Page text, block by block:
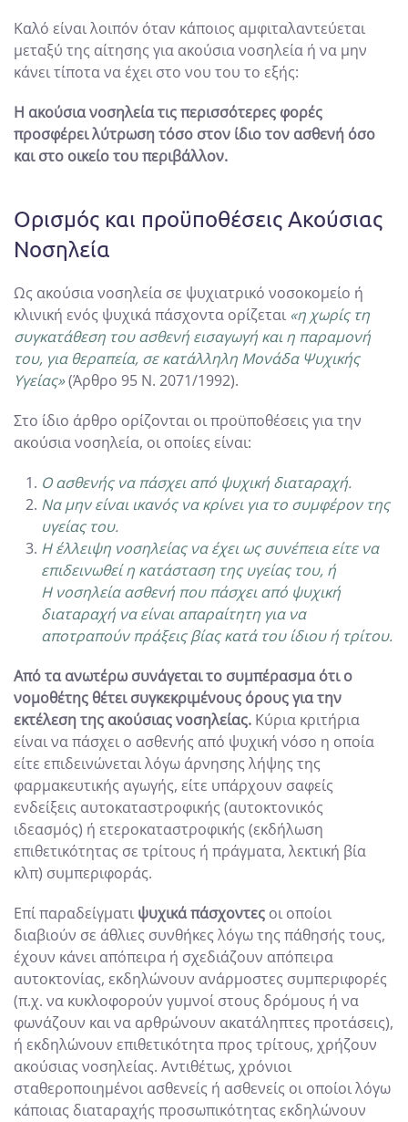
Καλό είναι λοιπόν όταν κάποιος αμφιταλαντεύεται
μεταξύ της αίτησης για ακούσια νοσηλεία ή να μην
κάνει τίποτα να έχει στο νου του το εξής:
Η ακούσια νοσηλεία τις περισσότερες φορές
προσφέρει λύτρωση τόσο στον ίδιο τον ασθενή όσο
και στο οικείο του περιβάλλον.
Ορισμός και προϋποθέσεις Ακούσιας
Νοσηλεία
Ως ακούσια νοσηλεία σε ψυχιατρικό νοσοκομείο ή
κλινική ενός ψυχικά πάσχοντα ορίζεται «η χωρίς τη
συγκατάθεση του ασθενή εισαγωγή και η παραμονή
του, για θεραπεία, σε κατάλληλη Μονάδα Ψυχικής
Υγείας»(Άρθρο 95 Ν. 2071/1992).
Στο ίδιο άρθρο ορίζονται οι προϋποθέσεις για την
ακούσια νοσηλεία, οι οποίες είναι:
Ο ασθενής να πάσχει από ψυχική διαταραχή.
Να μην είναι ικανός να κρίνει για το συμφέρον της
υγείας του.
Η έλλειψη νοσηλείας να έχει ως συνέπεια είτε να
επιδεινωθεί η κατάσταση της υγείας του, ή
Η νοσηλεία ασθενή που πάσχει από ψυχική
διαταραχή να είναι απαραίτητη για να
αποτραπούν πράξεις βίας κατά του ίδιου ή τρίτου.
Από τα ανωτέρω συνάγεται το συμπέρασμα ότι ο
νομοθέτης θέτει συγκεκριμένους όρους για την
εκτέλεση της ακούσιας νοσηλείας. Κύρια κριτήρια
είναι να πάσχει ο ασθενής από ψυχική νόσο η οποία
είτε επιδεινώνεται λόγω άρνησης λήψης της
φαρμακευτικής αγωγής, είτε υπάρχουν σαφείς
ενδείξεις αυτοκαταστροφικής (αυτοκτονικός
ιδεασμός) ή ετεροκαταστροφικής (εκδήλωση
επιθετικότητας σε τρίτους ή πράγματα, λεκτική βία
κλπ) συμπεριφοράς.
Επί παραδείγματι ψυχικά πάσχοντες οι οποίοι
διαβιούν σε άθλιες συνθήκες λόγω της πάθησής τους,
έχουν κάνει απόπειρα ή σχεδιάζουν απόπειρα
αυτοκτονίας, εκδηλώνουν ανάρμοστες συμπεριφορές
(π.χ. να κυκλοφορούν γυμνοί στους δρόμους ή να
φωνάζουν και να αρθρώνουν ακατάληπτες προτάσεις),
ή εκδηλώνουν επιθετικότητα προς τρίτους, χρήζουν
ακούσιας νοσηλείας. Αντιθέτως, χρόνιοι
σταθεροποιημένοι ασθενείς ή ασθενείς οι οποίοι λόγω
κάποιας διαταραχής προσωπικότητας εκδηλώνουν